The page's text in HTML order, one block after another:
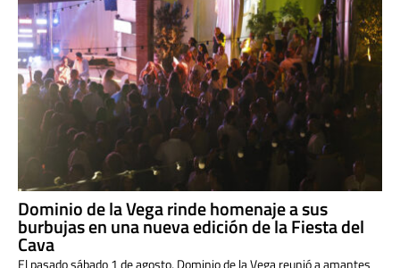
Dominio de la Vega rinde homenaje a sus
burbujas en una nueva edición de la Fiesta del
Cava
El pasado sábado 1 de agosto, Dominio de la Vega reunió a amantes